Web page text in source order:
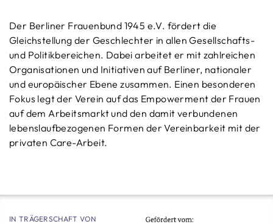
Der Berliner Frauenbund 1945 e.V. fördert die
Gleichstellung der Geschlechter in allen Gesellschafts-
und Politikbereichen. Dabei arbeitet er mit zahlreichen
Organisationen und Initiativen auf Berliner, nationaler
und europäischer Ebene zusammen. Einen besonderen
Fokus legt der Verein auf das Empowerment der Frauen
auf dem Arbeitsmarkt und den damit verbundenen
lebenslaufbezogenen Formen der Vereinbarkeit mit der
privaten Care-Arbeit.
IN TRÄGERSCHAFT VON